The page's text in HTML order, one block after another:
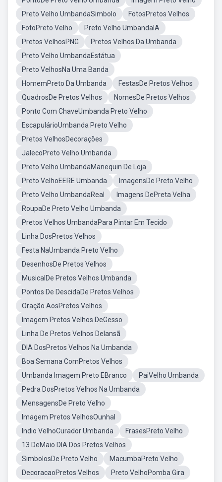
Preto Velho UmbandaSimbolo
FotosPretos Velhos
FotoPreto Velho
Preto Velho UmbandaIA
Pretos VelhosPNG
Pretos Velhos Da Umbanda
Preto Velho UmbandaEstátua
Preto VelhosNa Uma Banda
HomemPreto Da Umbanda
FestasDe Pretos Velhos
QuadrosDe Pretos Velhos
NomesDe Pretos Velhos
Ponto Com ChaveUmbanda Preto Velho
EscapulárioUmbanda Preto Velho
Pretos VelhosDecorações
JalecoPreto Velho Umbanda
Preto Velho UmbandaManequin De Loja
Preto VelhoEERE Umbanda
ImagensDe Preto Velho
Preto Velho UmbandaReal
Imagens DePreta Velha
RoupaDe Preto Velho Umbanda
Pretos Velhos UmbandaPara Pintar Em Tecido
Linha DosPretos Velhos
Festa NaUmbanda Preto Velho
DesenhosDe Pretos Velhos
MusicalDe Pretos Velhos Umbanda
Pontos De DescidaDe Pretos Velhos
Oração AosPretos Velhos
Imagem Pretos Velhos DeGesso
Linha De Pretos Velhos DeIansã
DIA DosPretos Velhos Na Umbanda
Boa Semana ComPretos Velhos
Umbanda Imagem Preto EBranco
PaiVelho Umbanda
Pedra DosPretos Velhos Na Umbanda
MensagensDe Preto Velho
Imagem Pretos VelhosOunhal
Indio VelhoCurador Umbanda
FrasesPreto Velho
13 DeMaio DIA Dos Pretos Velhos
SimbolosDe Preto Velho
MacumbaPreto Velho
DecoracaoPretos Velhos
Preto VelhoPomba Gira